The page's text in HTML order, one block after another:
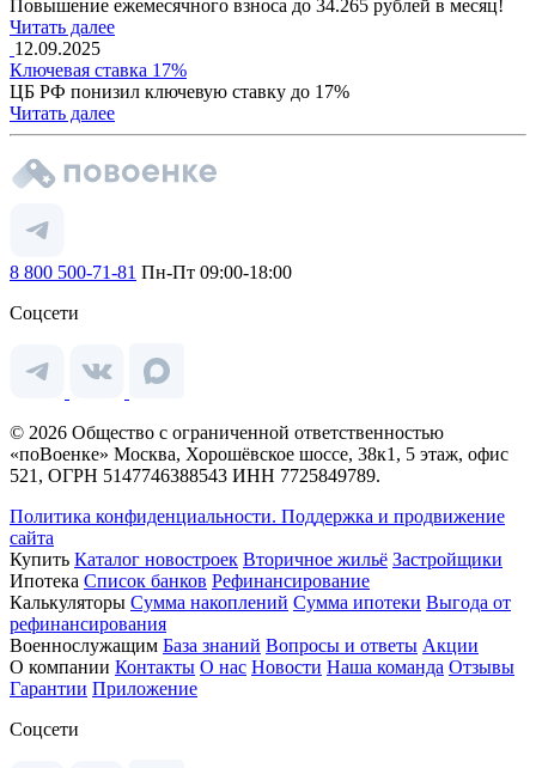
Повышение ежемесячного взноса до 34.265 рублей в месяц!
Читать далее
12.09.2025
Ключевая ставка 17%
ЦБ РФ понизил ключевую ставку до 17%
Читать далее
8 800 500-71-81 Пн-Пт 09:00-18:00
Соцсети
© 2026 Общество с ограниченной ответственностью
«поВоенке» Москва, Хорошёвское шоссе, 38к1, 5 этаж, офис
521, ОГРН 5147746388543 ИНН 7725849789.
Политика конфиденциальности. Поддержка и продвижение
сайта
Купить Каталог новостроек Вторичное жильё Застройщики
Ипотека Список банков Рефинансирование
Калькуляторы Сумма накоплений Сумма ипотеки Выгода от
рефинансирования
Военнослужащим База знаний Вопросы и ответы Акции
О компании Контакты О нас Новости Наша команда Отзывы
Гарантии Приложение
Соцсети